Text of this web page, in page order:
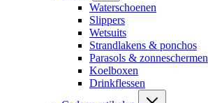
Waterschoenen
Slippers
Wetsuits
Strandlakens & ponchos
Parasols & zonneschermen
Koelboxen
Drinkflessen